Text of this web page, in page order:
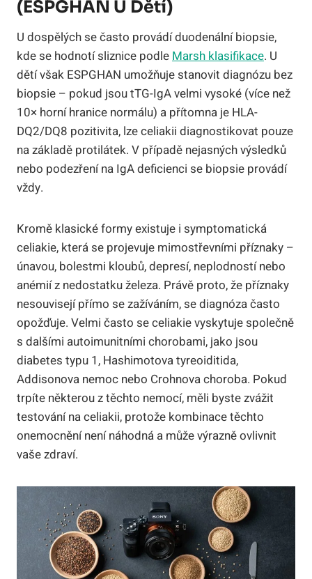
(ESPGHAN U Dětí)
U dospělých se často provádí duodenální biopsie,
kde se hodnotí sliznice podle Marsh klasifikace. U
dětí však ESPGHAN umožňuje stanovit diagnózu bez
biopsie – pokud jsou tTG-IgA velmi vysoké (více než
10× horní hranice normálu) a přítomna je HLA-
DQ2/DQ8 pozitivita, lze celiakii diagnostikovat pouze
na základě protilátek. V případě nejasných výsledků
nebo podezření na IgA deficienci se biopsie provádí
vždy.
Kromě klasické formy existuje i symptomatická
celiakie, která se projevuje mimostřevními příznaky –
únavou, bolestmi kloubů, depresí, neplodností nebo
anémií z nedostatku železa. Právě proto, že příznaky
nesouvisejí přímo se zažíváním, se diagnóza často
opožďuje. Velmi často se celiakie vyskytuje společně
s dalšími autoimunitními chorobami, jako jsou
diabetes typu 1, Hashimotova tyreoiditida,
Addisonova nemoc nebo Crohnova choroba. Pokud
trpíte některou z těchto nemocí, měli byste zvážit
testování na celiakii, protože kombinace těchto
onemocnění není náhodná a může výrazně ovlivnit
vaše zdraví.